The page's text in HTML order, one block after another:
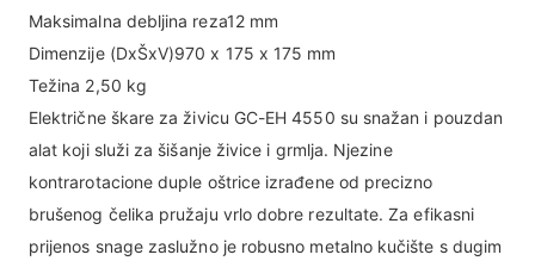
Maksimalna debljina reza12 mm
Dimenzije (DxŠxV)970 x 175 x 175 mm
Težina 2,50 kg
Električne škare za živicu GC-EH 4550 su snažan i pouzdan
alat koji služi za šišanje živice i grmlja. Njezine
kontrarotacione duple oštrice izrađene od precizno
brušenog čelika pružaju vrlo dobre rezultate. Za efikasni
prijenos snage zaslužno je robusno metalno kučište s dugim